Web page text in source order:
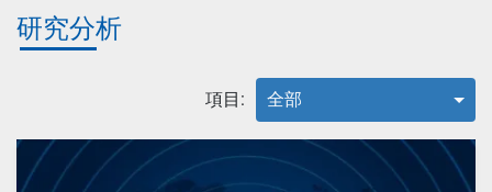
研究分析
項目: 全部